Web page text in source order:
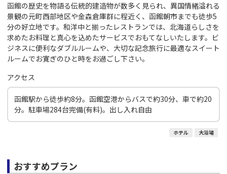
函館の歴史を物語る伝統的建造物が数多く見られ、異国情緒溢れる
景観の元町西部地区や金森倉庫群に程近く、函館朝市までも徒歩5
分の好立地です。和洋中と揃ったレストランでは、北海道らしさを
求めたお料理と真心を込めたサービスでおもてなしいたします。ビ
ジネスに便利なダブルルームや、大切な記念旅行に最適なスイート
ルームでお寛ぎのひと時をお過ごし下さい。
アクセス
函館駅から徒歩約8分。函館空港からバスで約30分、車で約20
分。駐車場284台完備(有料)。出し入れ自由
ホテル 大浴場
おすすめプラン